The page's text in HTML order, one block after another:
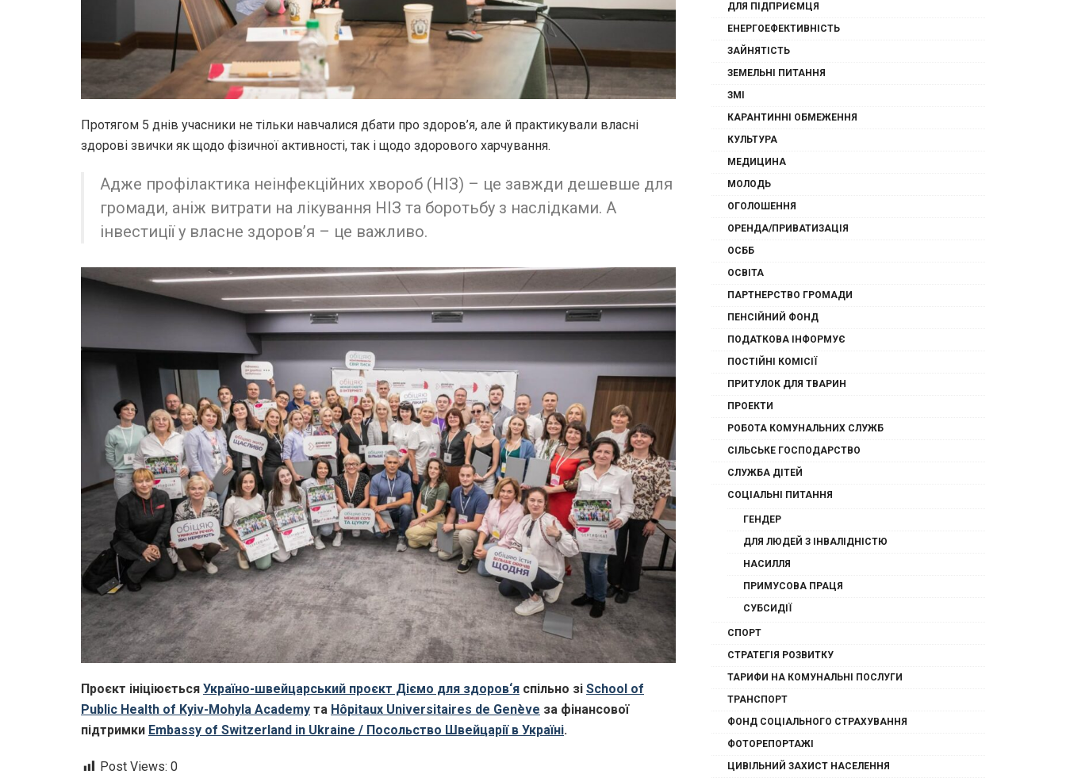
Протягом 5 днів учасники не тільки навчалися дбати про здоров’я, але й практикували власні
здорові звички як щодо фізичної активності, так і щодо здорового харчування.
Адже профілактика неінфекційних хвороб (НІЗ) – це завжди дешевше для
громади, аніж витрати на лікування НІЗ та боротьбу з наслідками. А
інвестиції у власне здоров’я – це важливо.
Проєкт ініціюється Україно-швейцарський проєкт Діємо для здоров‘я спільно зі School of
Public Health of Kyiv-Mohyla Academy та Hôpitaux Universitaires de Genève за фінансової
підтримки Embassy of Switzerland in Ukraine / Посольство Швейцарії в Україні.
Post Views: 0
ДЛЯ ПІДПРИЄМЦЯ
ЕНЕРГОЕФЕКТИВНІСТЬ
ЗАЙНЯТІСТЬ
ЗЕМЕЛЬНІ ПИТАННЯ
ЗМІ
КАРАНТИННІ ОБМЕЖЕННЯ
КУЛЬТУРА
МЕДИЦИНА
МОЛОДЬ
ОГОЛОШЕННЯ
ОРЕНДА/ПРИВАТИЗАЦІЯ
ОСББ
ОСВІТА
ПАРТНЕРСТВО ГРОМАДИ
ПЕНСІЙНИЙ ФОНД
ПОДАТКОВА ІНФОРМУЄ
ПОСТІЙНІ КОМІСІЇ
ПРИТУЛОК ДЛЯ ТВАРИН
ПРОЕКТИ
РОБОТА КОМУНАЛЬНИХ СЛУЖБ
СІЛЬСЬКЕ ГОСПОДАРСТВО
СЛУЖБА ДІТЕЙ
СОЦІАЛЬНІ ПИТАННЯ
ГЕНДЕР
ДЛЯ ЛЮДЕЙ З ІНВАЛІДНІСТЮ
НАСИЛЛЯ
ПРИМУСОВА ПРАЦЯ
СУБСИДІЇ
СПОРТ
СТРАТЕГІЯ РОЗВИТКУ
ТАРИФИ НА КОМУНАЛЬНІ ПОСЛУГИ
ТРАНСПОРТ
ФОНД СОЦІАЛЬНОГО СТРАХУВАННЯ
ФОТОРЕПОРТАЖІ
ЦИВІЛЬНИЙ ЗАХИСТ НАСЕЛЕННЯ